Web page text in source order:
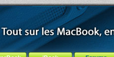
au menu de la rubrique